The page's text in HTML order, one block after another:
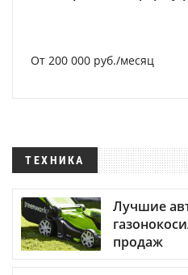
От 200 000 руб./месяц
ТЕХНИКА
Лучшие
продаж